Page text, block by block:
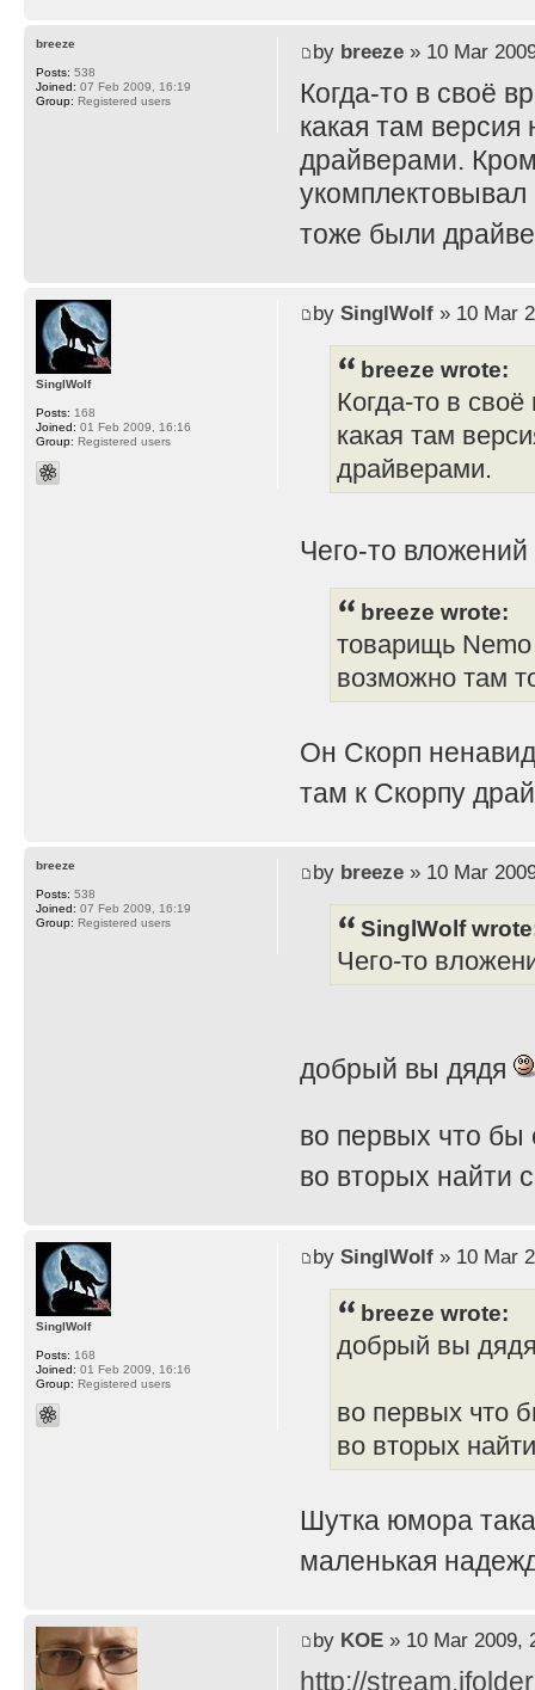
by breeze» 10 Mar
Когда-то в своё
какая там
драйверами.
тоже были
breeze
Posts: 538
Joined: 07 Feb 2009, 16:19
Group: Registered users
by SinglWolf» 10 Mar
breeze wrote:
Когда-то в
какая там
драйверами.
Чего-то
breeze wrote:
товарищь
возможно там
Он Скорп
там к Скорпу
SinglWolf
Posts: 168
Joined: 01 Feb 2009, 16:16
Group: Registered users
by breeze» 10 Mar
SinglWolf
Чего-то
добрый вы дядя
во первых что бы
во вторых найти
breeze
Posts: 538
Joined: 07 Feb 2009, 16:19
Group: Registered users
by SinglWolf» 10 Mar
breeze wrote:
добрый вы
во первых что
во вторых
Шутка юмора
маленькая
SinglWolf
Posts: 168
Joined: 01 Feb 2009, 16:16
Group: Registered users
by KOE» 10 Mar 2009,
http://